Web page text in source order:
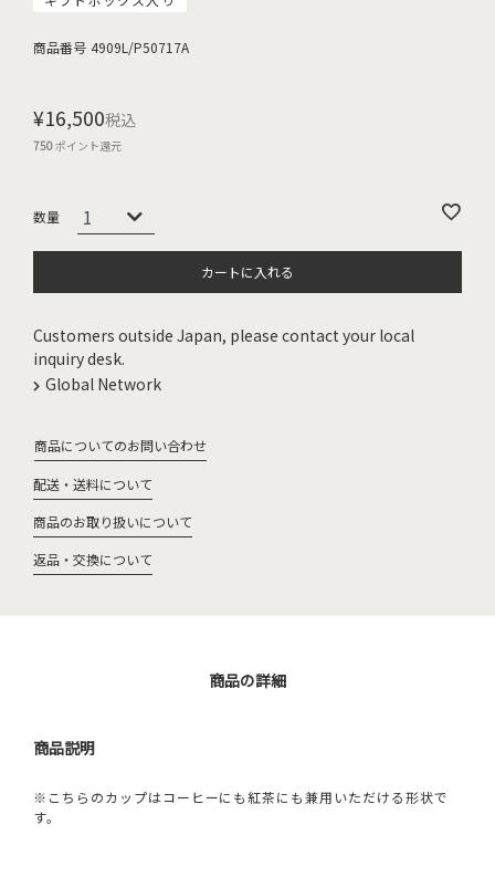
商品番号 4909L/P50717A
¥16,500税込
750ポイント還元
カートに入れる
Customers outside Japan, please contact your local
inquiry desk.
Global Network
商品についてのお問い合わせ
配送・送料について
商品のお取り扱いについて
返品・交換について
商品の詳細
商品説明
※こちらのカップはコーヒーにも紅茶にも兼用いただける形状で
す。